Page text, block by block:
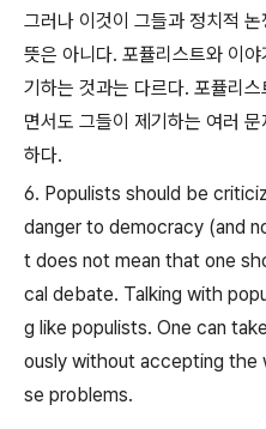
그러나 이것이 그들과 정치적
뜻은 아니다. 포퓰리스트와 이
기하는 것과는 다르다. 포퓰리
면서도 그들이 제기하는 여러
하다.
6. Populists should be
danger to democracy (and
t does not mean that one
cal debate. Talking with
g like populists. One can
ously without accepting the
se problems.